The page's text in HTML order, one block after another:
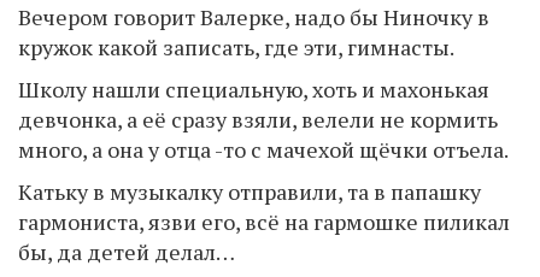
Вечером говорит Валерке, надо бы Ниночку в
кружок какой записать, где эти, гимнасты.
Школу нашли специальную, хоть и махонькая
девчонка, а её сразу взяли, велели не кормить
много, а она у отца -то с мачехой щёчки отъела.
Катьку в музыкалку отправили, та в папашку
гармониста, язви его, всё на гармошке пиликал
бы, да детей делал…